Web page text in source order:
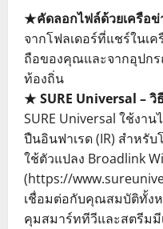
★คัดลอกไฟล์ด้วยเครือ
จากโฟลเดอร์ที่แชร์ในเ
ถือของคุณและจากอุปก
ท้องถิ่น
★ SURE Universal –
SURE Universal ใช้งา
ปืนอินฟาเรด (IR) สำหรั
ใช้ตัวแปลง Broadlink
(https://
เชื่อมต่อกับคุณสมบัติทั้ง
คุมสมาร์ททีวีและสตรีมมี